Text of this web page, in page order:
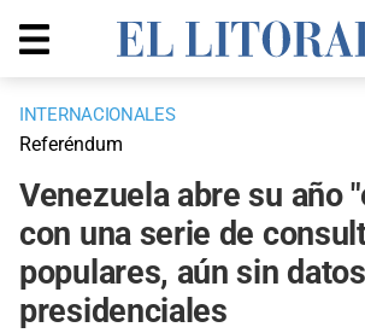
INTERNACIONALES
Referéndum
Venezuela abre su año
con una serie de
populares, aún sin
presidenciales